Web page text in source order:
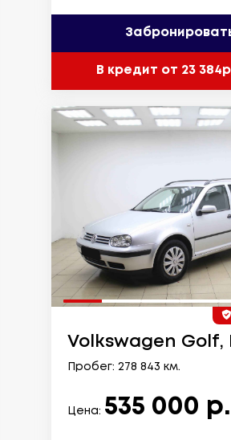
В кредит от 23
Volkswagen Golf,
Пробег: 278 843 км.
Цена: 535 000 р.